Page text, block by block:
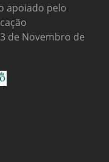
apoiado pelo
de Novembro de